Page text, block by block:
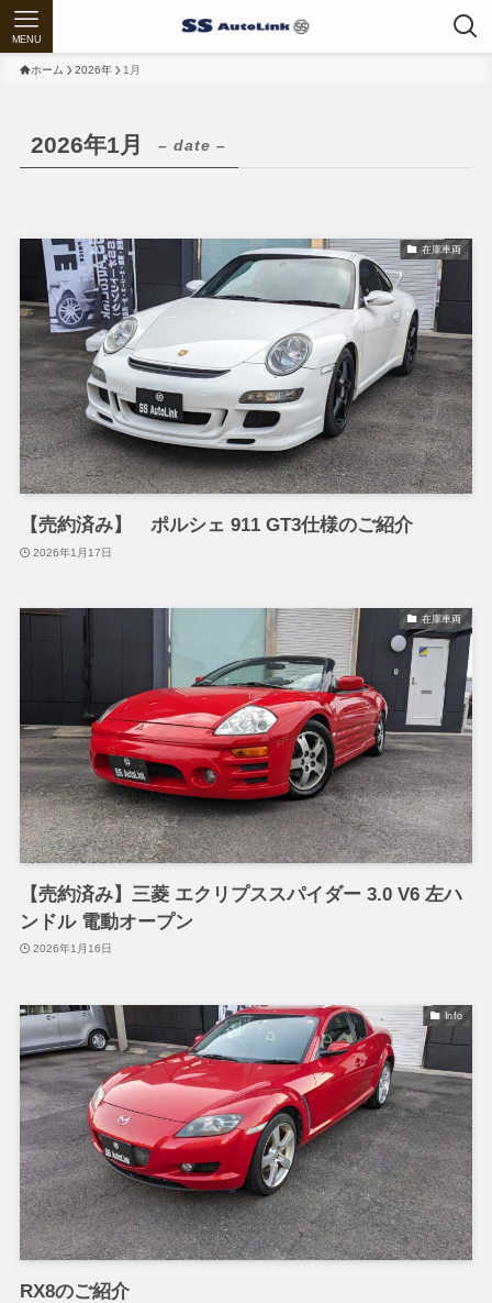
MENU
ホーム 2026年 1月
2026年1月 – date –
在庫車両
【売約済み】 ポルシェ 911 GT3仕様のご紹介
2026年1月17日
在庫車両
【売約済み】三菱 エクリプススパイダー 3.0 V6 左ハ
ンドル 電動オープン
2026年1月16日
Info
RX8のご紹介